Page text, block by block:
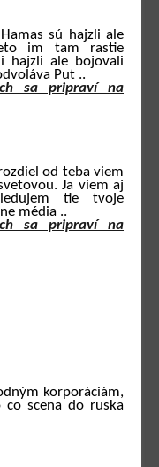
sú hajzli ale
im tam rastie
hajzli ale bojovali
Put ..
sa pripraví na
od teba viem
Ja viem aj
tie tvoje
média ..
sa pripraví na
korporáciám,
scena do ruska